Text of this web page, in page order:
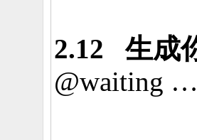
2.12生成
@waiting